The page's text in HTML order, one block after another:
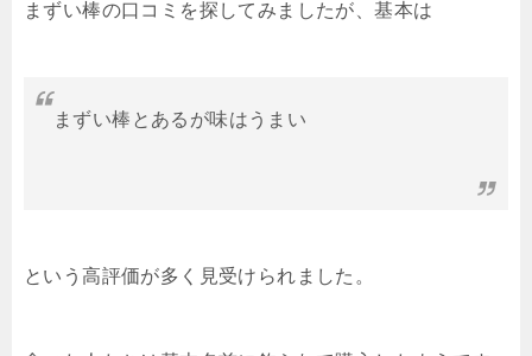
まずい棒の口コミを探してみましたが、基本は
まずい棒とあるが味はうまい
という高評価が多く見受けられました。